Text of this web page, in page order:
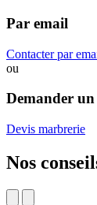
Par email
Contacter par
ou
Demander un
Devis marbrerie
Nos